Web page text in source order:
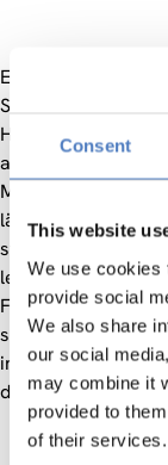
Consent
This website
We use cookies
provide social
We also share
our social
may combine it
provided to
of their services.
Schulen von
Hauptziel war
abzuhalten und
Maßnahmen zu
stellte sich auf
legislativen
sowie
internationale
den